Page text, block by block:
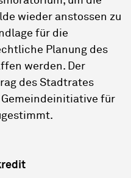
wieder anstossen zu
für die
Planung des
werden. Der
des Stadtrates
für